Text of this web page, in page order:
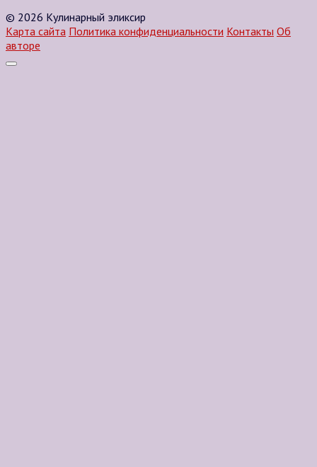
© 2026 Кулинарный эликсир
Карта сайта Политика конфиденциальности Контакты Об
авторе